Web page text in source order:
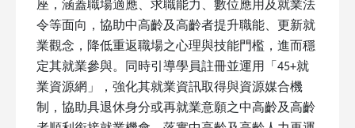
座，涵蓋職場適應、求職能力、數位應用及就業法
令等面向，協助中高齡及高齡者提升職能、更新就
業觀念，降低重返職場之心理與技能門檻，進而穩
定其就業參與。同時引導學員註冊並運用「45+就
業資源網」，強化其就業資訊取得與資源媒合機
制，協助具退休身分或再就業意願之中高齡及高齡